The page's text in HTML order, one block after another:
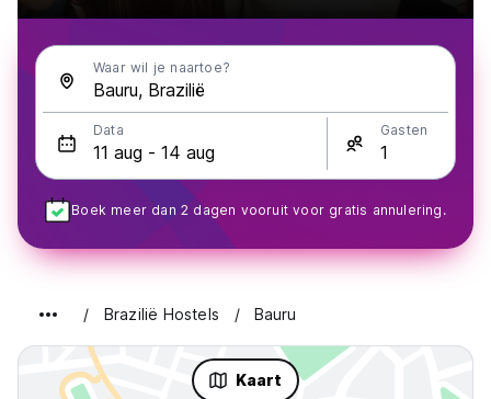
Waar wil je naartoe?
Data Gasten
Boek meer dan 2 dagen vooruit voor gratis annulering.
Brazilië Hostels Bauru
Kaart